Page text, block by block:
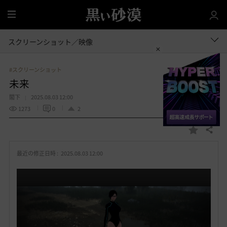
全
体
スクリーンショット／映像
#スクリーンショット
未来
閣下
2025.08.03 12:00
1273
0 2
お
入
共有する
最近の修正日時 : 2025.08.03 12:00